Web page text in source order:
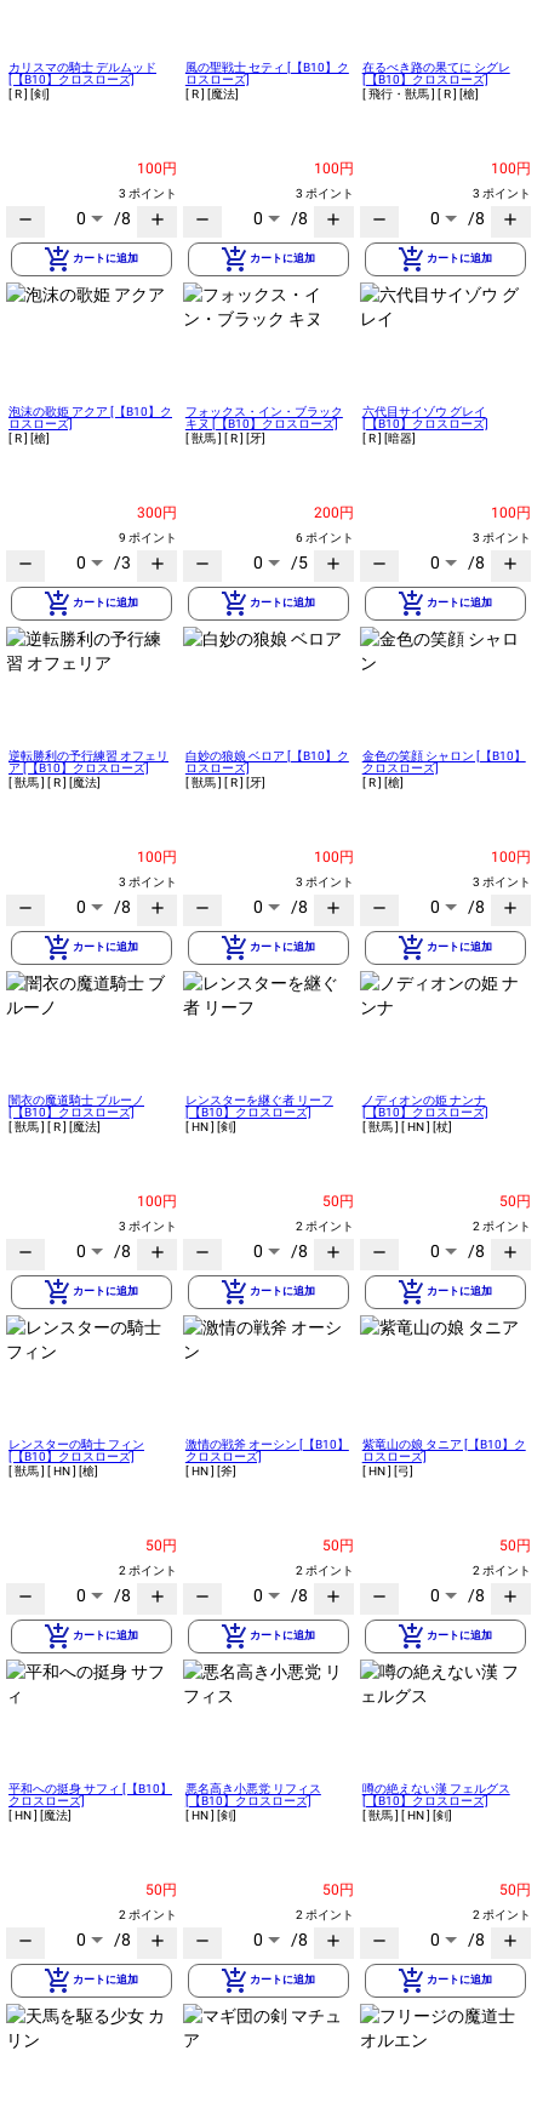
カリスマの騎士 デルムッド
[【B10】クロスローズ]
[ R ] [剣]
100円
3 ポイント
remove 0 /8 add
add_shopping_cart カートに追加
風の聖戦士 セティ [【B10】ク
ロスローズ]
[ R ] [魔法]
100円
3 ポイント
remove 0 /8 add
add_shopping_cart カートに追加
在るべき路の果てに シグレ
[【B10】クロスローズ]
[ 飛行・獣馬 ] [ R ] [槍]
100円
3 ポイント
remove 0 /8 add
add_shopping_cart カートに追加
泡沫の歌姫 アクア [【B10】ク
ロスローズ]
[ R ] [槍]
300円
9 ポイント
remove 0 /3 add
add_shopping_cart カートに追加
フォックス・イン・ブラック
キヌ [【B10】クロスローズ]
[ 獣馬 ] [ R ] [牙]
200円
6 ポイント
remove 0 /5 add
add_shopping_cart カートに追加
六代目サイゾウ グレイ
[【B10】クロスローズ]
[ R ] [暗器]
100円
3 ポイント
remove 0 /8 add
add_shopping_cart カートに追加
逆転勝利の予行練習 オフェリ
ア [【B10】クロスローズ]
[ 獣馬 ] [ R ] [魔法]
100円
3 ポイント
remove 0 /8 add
add_shopping_cart カートに追加
白妙の狼娘 ベロア [【B10】ク
ロスローズ]
[ 獣馬 ] [ R ] [牙]
100円
3 ポイント
remove 0 /8 add
add_shopping_cart カートに追加
金色の笑顔 シャロン [【B10】
クロスローズ]
[ R ] [槍]
100円
3 ポイント
remove 0 /8 add
add_shopping_cart カートに追加
闇衣の魔道騎士 ブルーノ
[【B10】クロスローズ]
[ 獣馬 ] [ R ] [魔法]
100円
3 ポイント
remove 0 /8 add
add_shopping_cart カートに追加
レンスターを継ぐ者 リーフ
[【B10】クロスローズ]
[ HN ] [剣]
50円
2 ポイント
remove 0 /8 add
add_shopping_cart カートに追加
ノディオンの姫 ナンナ
[【B10】クロスローズ]
[ 獣馬 ] [ HN ] [杖]
50円
2 ポイント
remove 0 /8 add
add_shopping_cart カートに追加
レンスターの騎士 フィン
[【B10】クロスローズ]
[ 獣馬 ] [ HN ] [槍]
50円
2 ポイント
remove 0 /8 add
add_shopping_cart カートに追加
激情の戦斧 オーシン [【B10】
クロスローズ]
[ HN ] [斧]
50円
2 ポイント
remove 0 /8 add
add_shopping_cart カートに追加
紫竜山の娘 タニア [【B10】ク
ロスローズ]
[ HN ] [弓]
50円
2 ポイント
remove 0 /8 add
add_shopping_cart カートに追加
平和への挺身 サフィ [【B10】
クロスローズ]
[ HN ] [魔法]
50円
2 ポイント
remove 0 /8 add
add_shopping_cart カートに追加
悪名高き小悪党 リフィス
[【B10】クロスローズ]
[ HN ] [剣]
50円
2 ポイント
remove 0 /8 add
add_shopping_cart カートに追加
噂の絶えない漢 フェルグス
[【B10】クロスローズ]
[ 獣馬 ] [ HN ] [剣]
50円
2 ポイント
remove 0 /8 add
add_shopping_cart カートに追加